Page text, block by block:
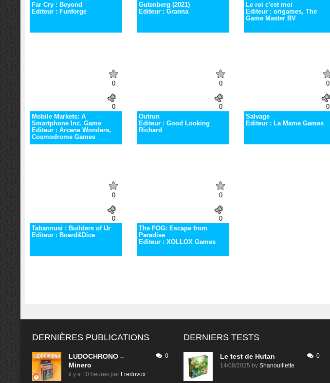
Far Cry : Beyond
Editeur : Funforge
Gutenberg (2021)
Editeur : Granna
Le roi c'est moi
Editeur : origames, The
Game Master BV
0
0
Mobile Markets: A
Smartphone Inc. Game
Editeur : Arcane Wonders,
Cosmodrome Games
0
0
Outrun
Editeur : Good Looking
Richard
0
0
Salvage
Editeur : La Mame Games
0
0
Tabannusi : Builders of Ur
Editeur : Board&Dice
0
0
The FOG: Escape from
Paradise
Editeur : XOLLOX Games
DERNIÈRES PUBLICATIONS
LUDOCHRONO –
Minero
il y a 10 heures par Fredovox
0
DERNIERS TESTS
Le test de Hutan
14/08/2025 by Shanouillette
0